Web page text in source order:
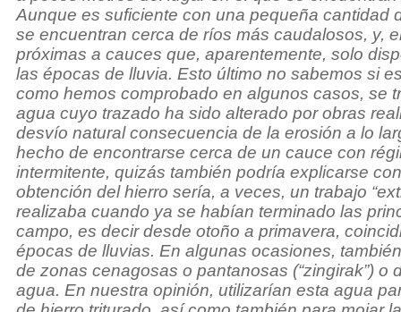
Aunque es suficiente con una pequeña cantidad
se encuentran cerca de ríos más caudalosos, y,
próximas a cauces que, aparentemente, solo
las épocas de lluvia. Esto último no sabemos si
como hemos comprobado en algunos casos, se
agua cuyo trazado ha sido alterado por obras
desvío natural consecuencia de la erosión a lo
hecho de encontrarse cerca de un cauce con
intermitente, quizás también podría explicarse
obtención del hierro sería, a veces, un trabajo
realizaba cuando ya se habían terminado las
campo, es decir desde otoño a primavera,
épocas de lluvias. En algunas ocasiones,
de zonas cenagosas o pantanosas (“zingirak”) o
agua. En nuestra opinión, utilizarían esta agua